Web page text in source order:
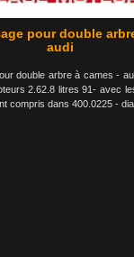
pour double
audi
double arbre à cames -
2.62.8 litres 91- avec
compris dans 400.0225 -